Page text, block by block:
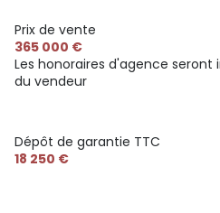
Prix de vente
365 000 €
Les honoraires d'agence
du vendeur
Dépôt de garantie TTC
18 250 €